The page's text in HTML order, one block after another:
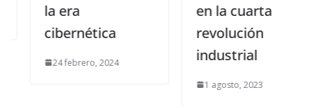
la era
cibernética
24 febrero, 2024
en la cuarta
revolución
industrial
1 agosto, 2023